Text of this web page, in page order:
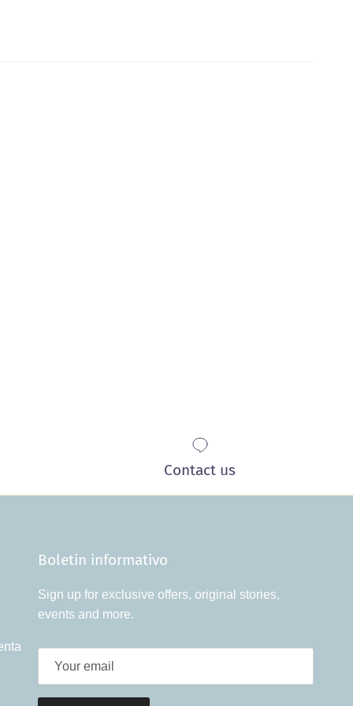
Contact us
Boletin informativo
Sign up for exclusive offers, original stories,
events and more.